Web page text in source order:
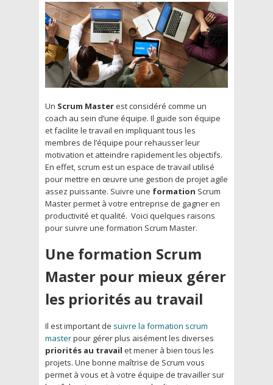
Un Scrum Masterest considéré comme un
coach au sein d’une équipe. Il guide son équipe
et facilite le travail en impliquant tous les
membres de l’équipe pour rehausser leur
motivation et atteindre rapidement les objectifs.
En effet, scrum est un espace de travail utilisé
pour mettre en œuvre une gestion de projet agile
assez puissante. Suivre une formation Scrum
Master permet à votre entreprise de gagner en
productivité et qualité. Voici quelques raisons
pour suivre une formation Scrum Master.
Une formation Scrum
Master pour mieux gérer
les priorités au travail
Il est important de suivre la formation scrum
masterpour gérer plus aisément les diverses
priorités au travail et mener à bien tous les
projets. Une bonne maîtrise de Scrum vous
permet à vous et à votre équipe de travailler sur